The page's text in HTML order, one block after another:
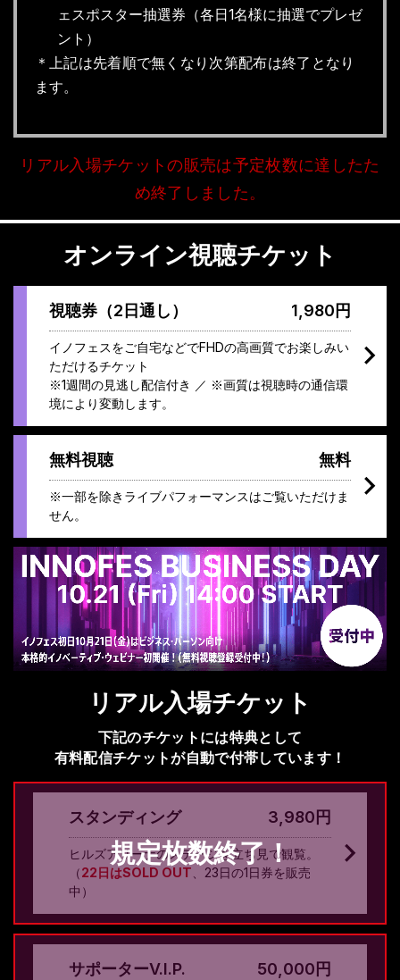
ェスポスター抽選券（各日1名様に抽選でプレゼ
ント）
＊上記は先着順で無くなり次第配布は終了となり
ます。
リアル入場チケットの販売は予定枚数に達したた
め終了しました。
オンライン視聴チケット
視聴券（2日通し） 1,980円
イノフェスをご自宅などでFHDの高画質でお楽しみい
ただけるチケット
※1週間の見逃し配信付き ／ ※画質は視聴時の通信環
境により変動します。
無料視聴 無料
※一部を除きライブパフォーマンスはご覧いただけま
せん。
リアル入場チケット
下記のチケットには特典として
有料配信チケットが自動で付帯しています！
スタンディング 3,980円
ヒルズアリーナのステージを立ち見で観覧。
（22日はSOLD OUT、23日の1日券を販売
中）
サポーターV.I.P. 50,000円